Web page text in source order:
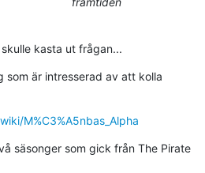
kasta ut frågan...
som är intresserad av att kolla
M%C3%A5nbas_Alpha
säsonger som gick från The Pirate